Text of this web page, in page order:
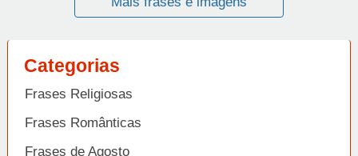
Categorias
Frases Religiosas
Frases Românticas
Frases de Agosto